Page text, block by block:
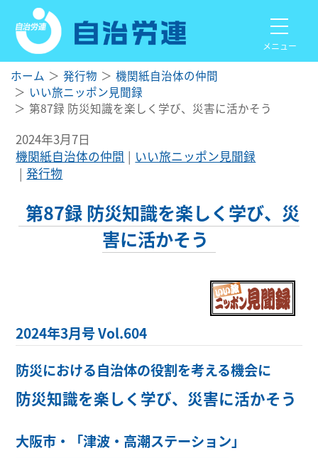
メニュー
ホーム 発行物
機関紙自治体の仲間
いい旅ニッポン見聞録
第87録 防災知識を楽しく学び、災害に活かそう
2024年3月7日
機関紙自治体の仲間
いい旅ニッポン見聞録
発行物
第87録 防災知識を楽しく学び、災
害に活かそう
2024年3月号 Vol.604
防災における自治体の役割を考える機会に
防災知識を楽しく学び、災害に活かそう
大阪市・「津波・高潮ステーション」